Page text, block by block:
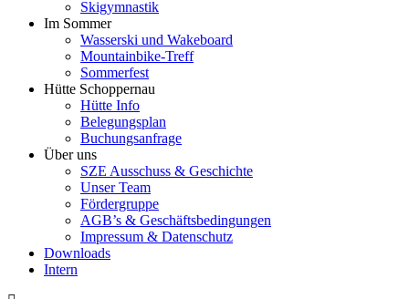
Skigymnastik
Im Sommer
Wasserski und Wakeboard
Mountainbike-Treff
Sommerfest
Hütte Schoppernau
Hütte Info
Belegungsplan
Buchungsanfrage
Über uns
SZE Ausschuss & Geschichte
Unser Team
Fördergruppe
AGB’s & Geschäftsbedingungen
Impressum & Datenschutz
Downloads
Intern